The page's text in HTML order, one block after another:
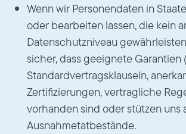
Wenn wir Personendaten in
oder bearbeiten lassen, die kein
Datenschutzniveau
sicher, dass geeignete Garantien
Standardvertragsklauseln,
Zertifizierungen, vertragliche
vorhanden sind oder stützen uns
Ausnahmetatbestände.